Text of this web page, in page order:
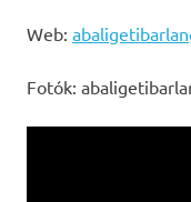
Web:
Fotók: